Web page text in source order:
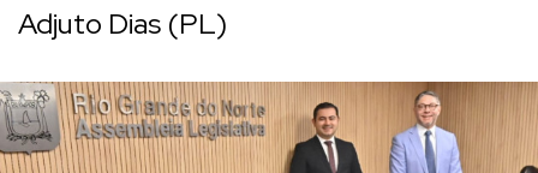
Adjuto Dias (PL)